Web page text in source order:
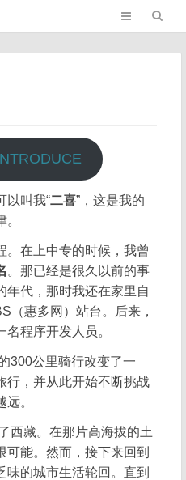
以叫我“二喜”，这是我的
。在上中专的时候，我曾
。那已经是很久以前的事
年代，那时我还在家里自
（惠多网）站台。后来，
程序开发人员。
300公里骑行改变了一
行，并从此开始不断挑战
。
西藏。在那片高海拔的土
可能。然而，接下来回到
味的城市生活轮回。直到